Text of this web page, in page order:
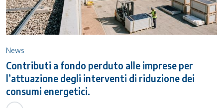
News
Contributi a fondo perduto alle imprese per
l’attuazione degli interventi di riduzione dei
consumi energetici.